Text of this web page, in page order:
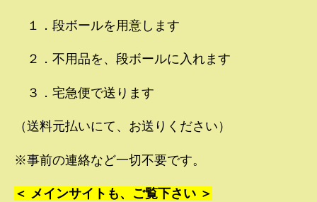
１．段ボールを用意します
２．不用品を、段ボールに入れます
３．宅急便で送ります
（送料元払いにて、お送りください）
※事前の連絡など一切不要です。
＜ メインサイトも、ご覧下さい ＞